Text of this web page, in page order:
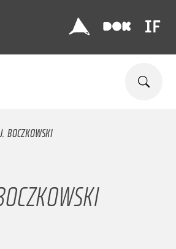
BOCZKOWSKI